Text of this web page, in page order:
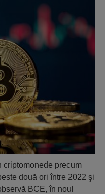
criptomonede precum
două ori între 2022 şi
BCE, în noul